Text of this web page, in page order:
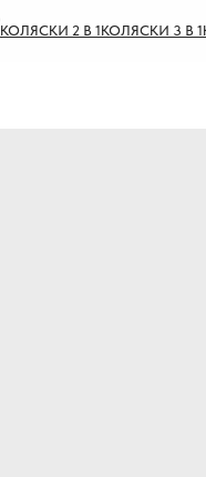
КОЛЯСКИ 2 В 1КОЛЯСКИ 3 В 1